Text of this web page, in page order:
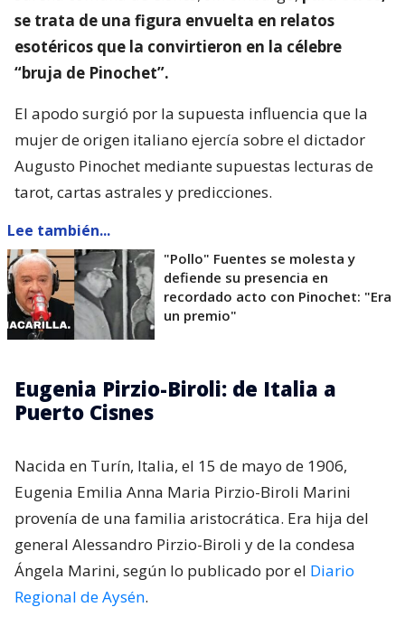
se trata de una figura envuelta en relatos
esotéricos que la convirtieron en la célebre
“bruja de Pinochet”.
El apodo surgió por la supuesta influencia que la
mujer de origen italiano ejercía sobre el dictador
Augusto Pinochet mediante supuestas lecturas de
tarot, cartas astrales y predicciones.
Lee también...
"Pollo" Fuentes se molesta y
defiende su presencia en
recordado acto con Pinochet: "Era
un premio"
Eugenia Pirzio-Biroli: de Italia a
Puerto Cisnes
Nacida en Turín, Italia, el 15 de mayo de 1906,
Eugenia Emilia Anna Maria Pirzio-Biroli Marini
provenía de una familia aristocrática. Era hija del
general Alessandro Pirzio-Biroli y de la condesa
Ángela Marini, según lo publicado por el Diario
Regional de Aysén.